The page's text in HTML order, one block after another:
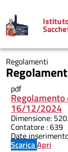
Regolamenti
pdf
16/12/2024
Dimensione:
Contatore :639
Date
ScaricaApri